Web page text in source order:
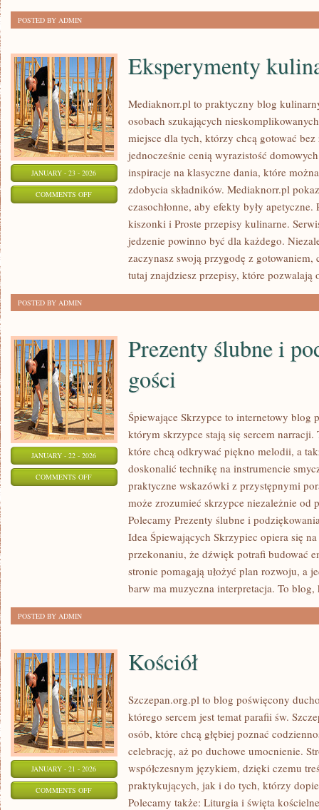
POSTED BY ADMIN
JANUARY - 23 - 2026
COMMENTS OFFON
EKSPERYMENTY
KULINARNE
Eksperymenty
Mediaknorr.pl to praktyczny blog
osobach szukających
miejsce dla tych, którzy chcą gotować
jednocześnie cenią wyrazistość
inspiracje na klasyczne dania, które
zdobycia składników. Mediaknorr.pl
czasochłonne, aby efekty były
kiszonki i Proste przepisy kulinarne.
jedzenie powinno być dla każdego.
zaczynasz swoją przygodę z
tutaj znajdziesz przepisy, które pozwalają
POSTED BY ADMIN
JANUARY - 22 - 2026
COMMENTS OFFON
Prezenty ślubne i
gości
Śpiewające Skrzypce to internetowy blog
którym skrzypce stają się sercem narracji.
które chcą odkrywać piękno melodii, a
doskonalić technikę na instrumencie
praktyczne wskazówki z przystępnymi
może zrozumieć skrzypce niezależnie od
Polecamy Prezenty ślubne i
Idea Śpiewających Skrzypiec opiera się
przekonaniu, że dźwięk potrafi budować
stronie pomagają ułożyć plan rozwoju, a
barw ma muzyczna interpretacja. To
POSTED BY ADMIN
JANUARY - 21 - 2026
COMMENTS OFFON
Kościół
Szczepan.org.pl to blog poświęcony
którego sercem jest temat parafii św.
osób, które chcą głębiej poznać
celebrację, aż po duchowe umocnienie.
współczesnym językiem, dzięki czemu
praktykujących, jak i do tych, którzy
Polecamy także: Liturgia i święta